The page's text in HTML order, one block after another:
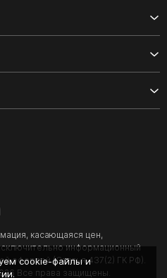
касающаяся цен,
информационный
офертой (Статья 437(2) ГК РФ).
Все права защищены.
cookie-файлы и